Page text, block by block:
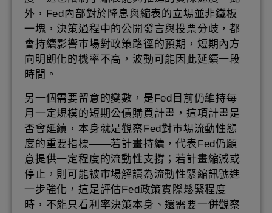
外，Fed內部對於降息與縮表的立場並非鐵板
一塊，決策過程中的公開發言與投票分歧，都
會持續影響市場對政策路徑的預期，短期內方
向明朗化的機率不高，波動可能因此延續一段
時間。
另一個需要留意的變數，是Fed目前仍維持每
月一定規模的短期公債購買計畫，這項計畫是
否會延續，本身就是觀察Fed對市場流動性態
度的重要指標——若計畫持續，代表Fed仍願
意提供一定程度的流動性支撐；若計畫縮減或
停止，則可能被市場解讀為流動性緊縮訊號進
一步強化，這是評估Fed政策實際鬆緊程度
時，不能只看利率決策本身、還需要一併觀察